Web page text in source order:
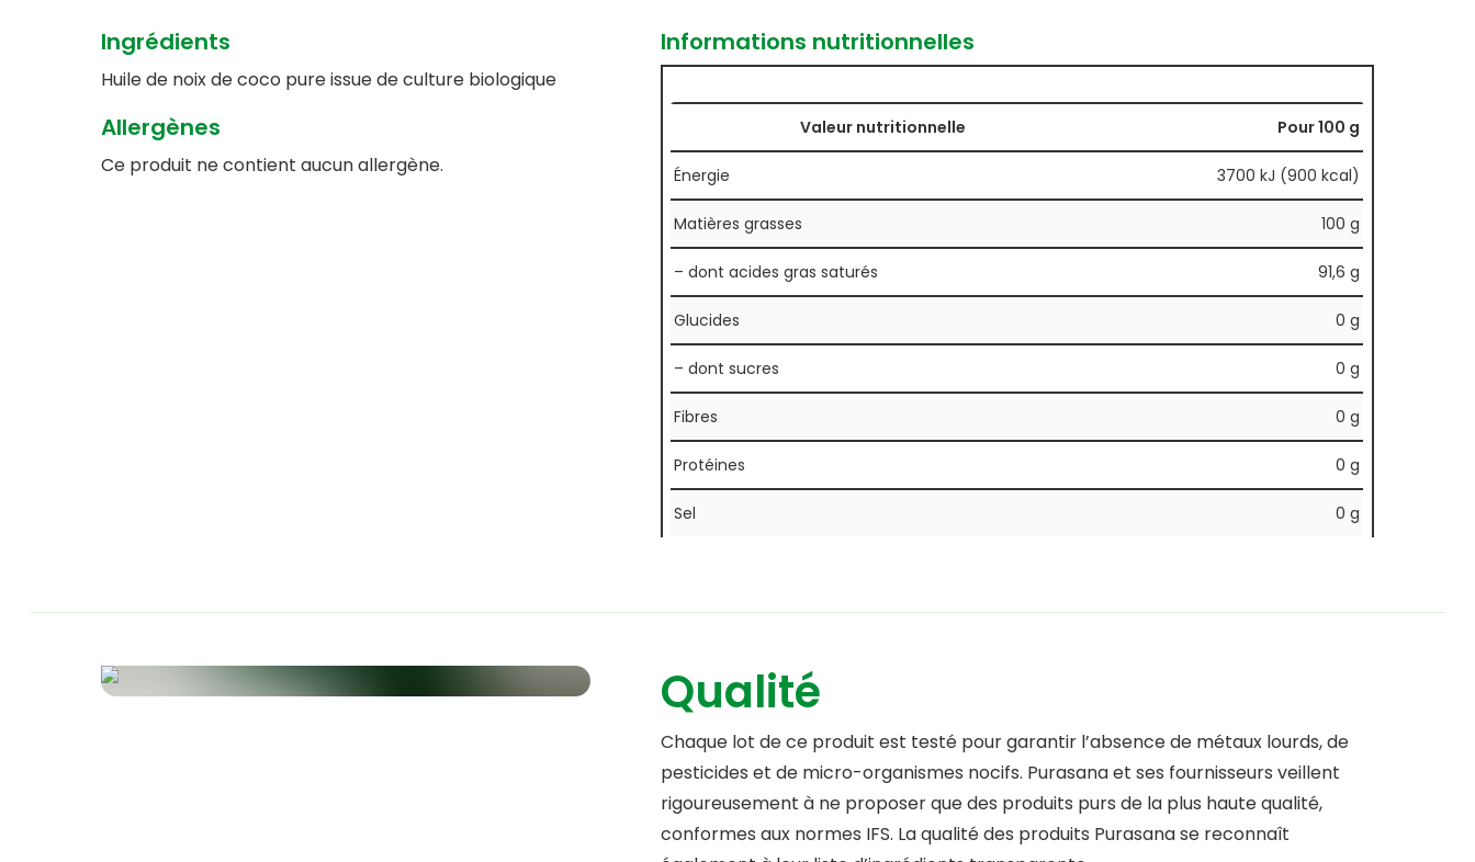
Ingrédients
Huile de noix de coco pure issue de culture biologique
Allergènes
Ce produit ne contient aucun allergène.
Informations nutritionnelles
Valeur nutritionnelle Pour 100 g
Énergie 3700 kJ (900 kcal)
Matières grasses 100 g
– dont acides gras saturés 91,6 g
Glucides 0 g
– dont sucres 0 g
Fibres 0 g
Protéines 0 g
Sel 0 g
Qualité
Chaque lot de ce produit est testé pour garantir l’absence de métaux lourds, de
pesticides et de micro-organismes nocifs. Purasana et ses fournisseurs veillent
rigoureusement à ne proposer que des produits purs de la plus haute qualité,
conformes aux normes IFS. La qualité des produits Purasana se reconnaît